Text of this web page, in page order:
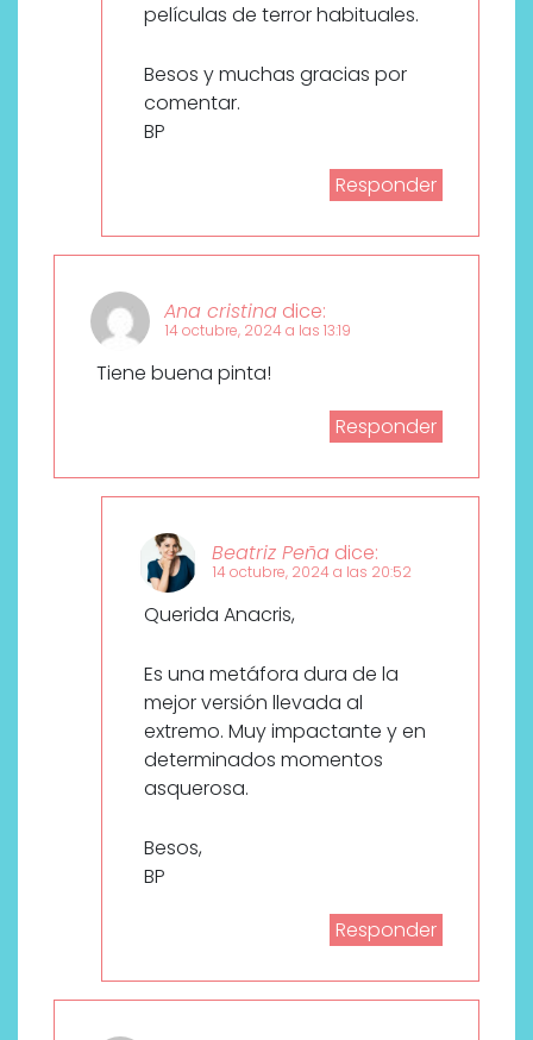
películas de terror habituales.
Besos y muchas gracias por
comentar.
BP
Responder
Ana cristina dice:
14 octubre, 2024 a las 13:19
Tiene buena pinta!
Responder
Beatriz Peña dice:
14 octubre, 2024 a las 20:52
Querida Anacris,
Es una metáfora dura de la
mejor versión llevada al
extremo. Muy impactante y en
determinados momentos
asquerosa.
Besos,
BP
Responder